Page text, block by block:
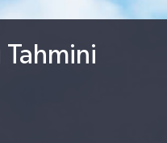
Tahmini